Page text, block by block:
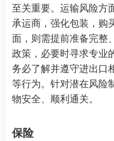
至关重要。运输风险方
承运商，强化包装，购
面，则需提前准备完整
政策，必要时寻求专业
务必了解并遵守进出口
等行为。针对潜在风险
物安全、顺利通关。
保险